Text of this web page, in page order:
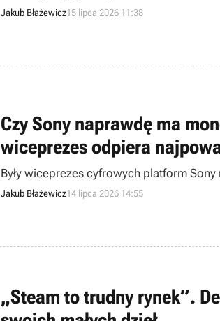
Jakub Błażewicz15 lipca 2026 11:38
Czy Sony naprawdę ma
wiceprezes odpiera
Były wiceprezes cyfrowych platform
Jakub Błażewicz14 lipca 2026 14:55
„Steam to trudny rynek”.